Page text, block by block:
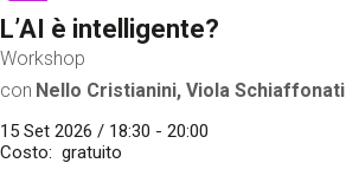
L’AI è intelligente?
Workshop
con Nello Cristianini, Viola Schiaffonati
15 Set 2026 / 18:30 - 20:00
Costo
gratuito